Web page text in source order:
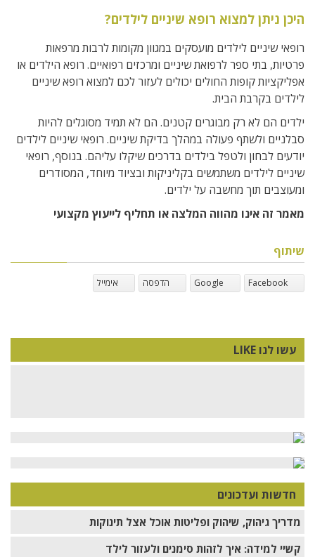
היכן ניתן למצוא רופא שיניים לילדים?
רופאי שיניים לילדים מועסקים במגוון מקומות לרבות מרפאות
פרטיות, בתי ספר לרפואת שיניים ומרכזים רפואיים. רופא הילדים או
אפליקציות קופות החולים יכולים לעזור לכם למצוא רופא שיניים
לילדים בקרבת הבית.
ילדים הם לא רק מבוגרים קטנים. הם לא תמיד מסוגלים להיות
סבלניים ולשתף פעולה במהלך בדיקת שיניים. רופאי שיניים לילדים
יודעים לבחון ולטפל בילדים בדרכים שיקלו עליהם. בנוסף, רופאי
שיניים לילדים משתמשים בקליניקות ובציוד מיוחד, המסודרים
ומעוצבים תוך מחשבה על ילדים.
מאמר זה אינו מהווה המלצה או תחליף לייעוץ מקצועי
שיתוף
Facebook
Google הדפסה אימייל
עשו לנו LIKE
חדשות ועדכונים
מדריך גיהוק, שיהוק ופליטות אוכל אצל תינוקות
קשיי למידה: איך לזהות סימנים ולעזור לילד